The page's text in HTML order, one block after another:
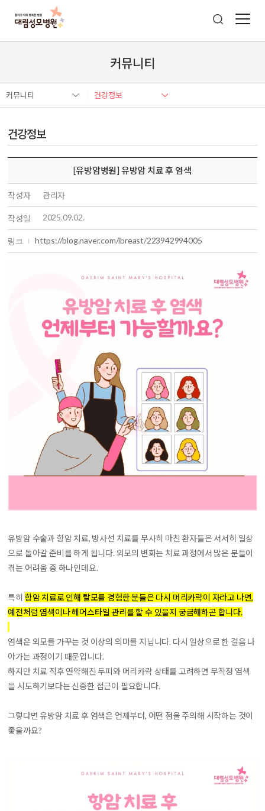
커뮤니티
커뮤니티 건강정보
건강정보
[유방암병원] 유방암 치료 후 염색
작성자 관리자
작성일 2025.09.02.
링크 https://blog.naver.com/ibreast/223942994005
유방암 수술과 항암 치료, 방사선 치료를 무사히 마친 환자들은 서서히 일상
으로 돌아갈 준비를 하게 됩니다. 외모의 변화는 치료 과정에서 많은 분들이
겪는 어려움 중 하나인데요.
특히 항암 치료로 인해 탈모를 경험한 분들은 다시 머리카락이 자라고 나면,
예전처럼 염색이나 헤어스타일 관리를 할 수 있을지 궁금해하곤 합니다.
염색은 외모를 가꾸는 것 이상의 의미를 지닙니다. 다시 일상으로 한 걸음 나
아가는 과정이기 때문입니다.
하지만 치료 직후 연약해진 두피와 머리카락 상태를 고려하면 무작정 염색
을 시도하기보다는 신중한 접근이 필요합니다.
그렇다면 유방암 치료 후 염색은 언제부터, 어떤 점을 주의해 시작하는 것이
좋을까요?